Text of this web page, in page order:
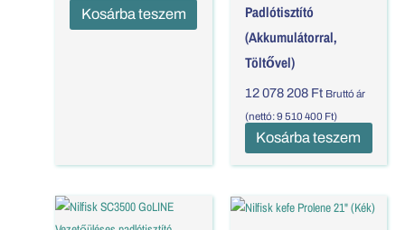
Kosárba teszem
Padlótisztító
(akkumulátorral,
Töltővel)
12 078 208 Ft Bruttó ár
(nettó:9 510 400 Ft)
Kosárba teszem